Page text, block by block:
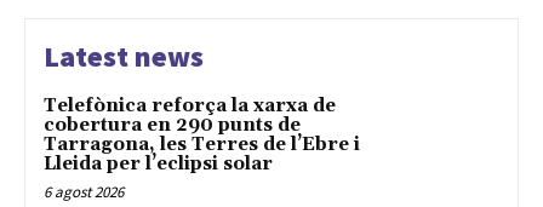
Latest news
Telefònica reforça la xarxa de
cobertura en 290 punts de
Tarragona, les Terres de l’Ebre i
Lleida per l’eclipsi solar
6 agost 2026